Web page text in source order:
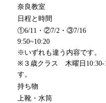
奈良教室
日程と時間
①6/11・②7/2・③7/16
9:50~10:20
※いずれも違う内容です。
※３歳クラス 木曜日10:30-
す。
持ち物
上靴・水筒